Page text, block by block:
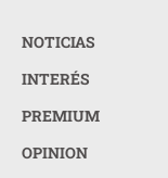
NOTICIAS
INTERÉS
PREMIUM
OPINION